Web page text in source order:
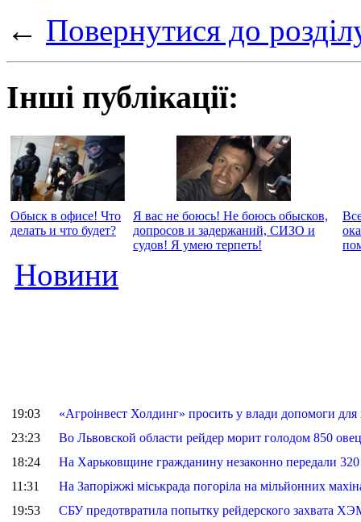
← Повернутися до
Інші публікації:
Обыск в офисе! Что
делать и что будет?
Я вас не боюсь! Не боюсь обысков,
допросов и задержаний, СИЗО и
судов! Я умею терпеть!
Новини
19:03
«Агроінвест Холдинг» просить у влади допомоги
23:23
Во Львовской области рейдер морит голодом 850
18:24
На Харьковщине гражданину незаконно передали
11:31
На Запоріжжі міськрада погоріла на мільйонних
19:53
СБУ предотвратила попытку рейдерского захвата